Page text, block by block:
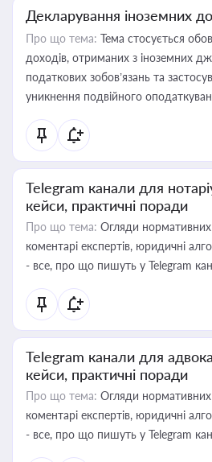
Декларування іноземних
Про що тема: Тема стосується
доходів, отриманих з іноземних
податкових зобов’язань та
уникнення подвійного
Telegram канали для
кейси, практичні поради
Про що тема: Огляди нормативних
коментарі експертів, юридичні
- все, про що пишуть у Telegram
Telegram канали для
кейси, практичні поради
Про що тема: Огляди нормативних
коментарі експертів, юридичні
- все, про що пишуть у Telegram